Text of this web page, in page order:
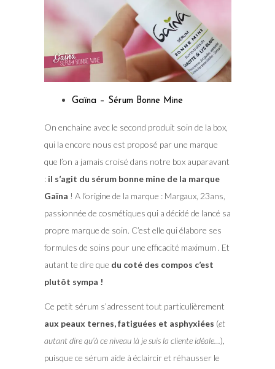
Gaïna – Sérum Bonne Mine
On enchaine avec le second produit soin de la box,
qui la encore nous est proposé par une marque
que l’on a jamais croisé dans notre box auparavant
: il s’agit du sérum bonne mine de la marque
Gaïna ! A l’origine de la marque : Margaux, 23ans,
passionnée de cosmétiques qui a décidé de lancé sa
propre marque de soin. C’est elle qui élabore ses
formules de soins pour une efficacité maximum . Et
autant te dire que du coté des compos c’est
plutôt sympa !
Ce petit sérum s’adressent tout particulièrement
aux peaux ternes, fatiguées et asphyxiées (et
autant dire qu’à ce niveau là je suis la cliente idéale…),
puisque ce sérum aide à éclaircir et réhausser le